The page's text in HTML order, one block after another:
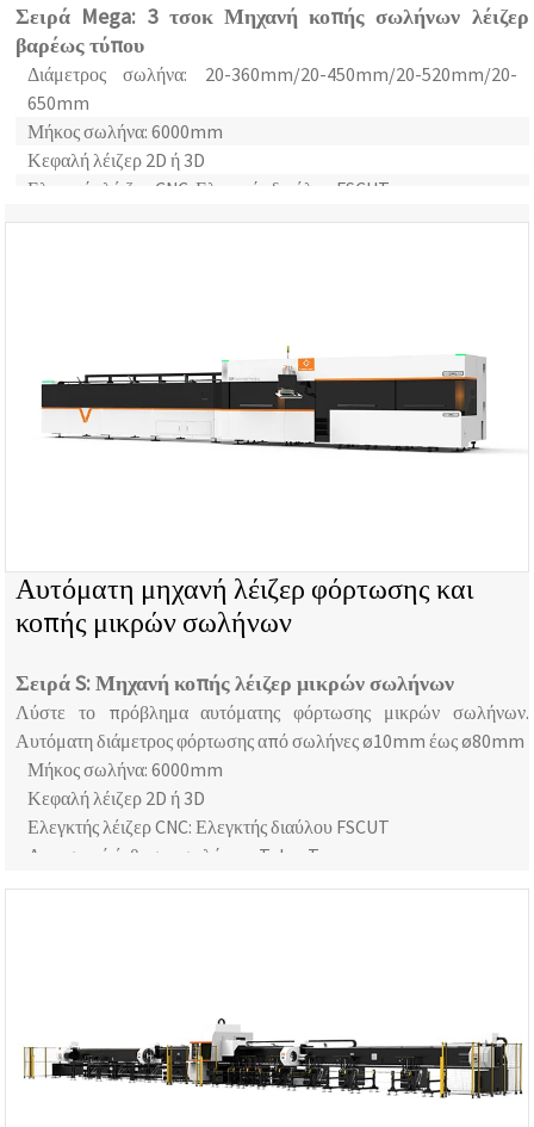
Σειρά Mega: 3 τσοκ Μηχανή κοπής σωλήνων λέιζερ
βαρέως τύπου
Διάμετρος σωλήνα: 20-360mm/20-450mm/20-520mm/20-
650mm
Μήκος σωλήνα: 6000mm
Κεφαλή λέιζερ 2D ή 3D
Ελεγκτής λέιζερ CNC: Ελεγκτής διαύλου FSCUT
Λογισμικό ένθεσης σωλήνων: TubesT
Αυτόματη μηχανή λέιζερ φόρτωσης και
κοπής μικρών σωλήνων
Σειρά S: Μηχανή κοπής λέιζερ μικρών σωλήνων
Λύστε το πρόβλημα αυτόματης φόρτωσης μικρών σωλήνων.
Αυτόματη διάμετρος φόρτωσης από σωλήνες ø10mm έως ø80mm
Μήκος σωλήνα: 6000mm
Κεφαλή λέιζερ 2D ή 3D
Ελεγκτής λέιζερ CNC: Ελεγκτής διαύλου FSCUT
Λογισμικό ένθεσης σωλήνων: TubesT